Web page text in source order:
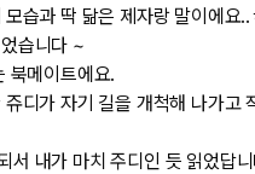
습과 딱 닮은 제자랑 말이에요..
습니다 ~
북메이트에요.
디가 자기 길을 개척해 나가고
서 내가 마치 주디인 듯 읽었답